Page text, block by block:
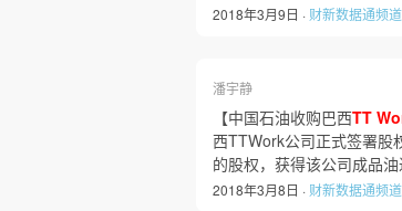
2018年3月9日 · 财新数据通频道
潘宇静
【中国石油收购巴西TT
西TTWork公司正式签署股
的股权，获得该公司成品
2018年3月8日 · 财新数据通频道